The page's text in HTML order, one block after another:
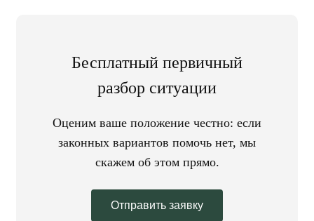
Бесплатный первичный
разбор ситуации
Оценим ваше положение честно: если
законных вариантов помочь нет, мы
скажем об этом прямо.
Отправить заявку